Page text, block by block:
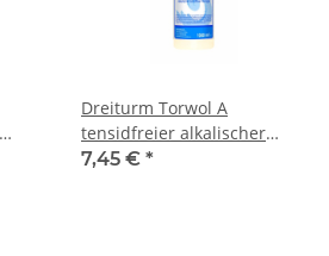
Dreiturm Torwol A
tensidfreier alkalischer
Reiniger 1l /Flasche
7,45 € *